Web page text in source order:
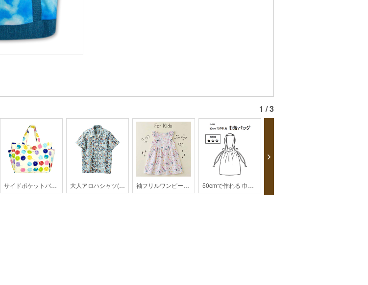
1 / 3
サイドポケットバッグ【201701c】 大人アロハシャツ(レディス)【HK01-2403】 袖フリルワンピース【KH28-1804】 50cmで作れる 巾着バッグ【F456 】